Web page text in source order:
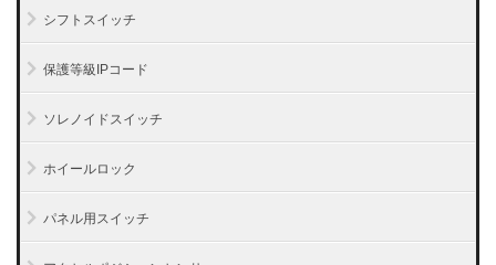
シフトスイッチ
保護等級IPコード
ソレノイドスイッチ
ホイールロック
パネル用スイッチ